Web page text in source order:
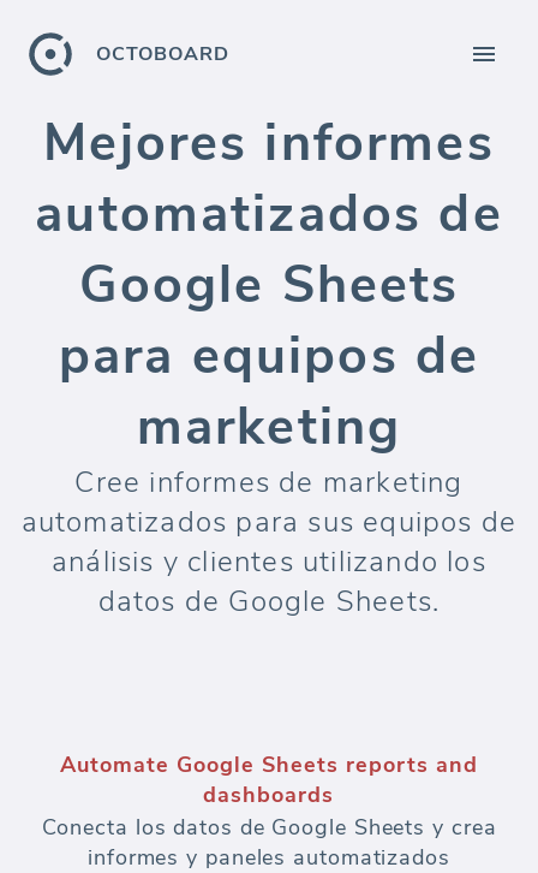
OCTOBOARD
Mejores informes
automatizados de
Google Sheets
para equipos de
marketing
Cree informes de marketing
automatizados para sus equipos de
análisis y clientes utilizando los
datos de Google Sheets.
Automate Google Sheets reports and
dashboards
Conecta los datos de Google Sheets y crea
informes y paneles automatizados